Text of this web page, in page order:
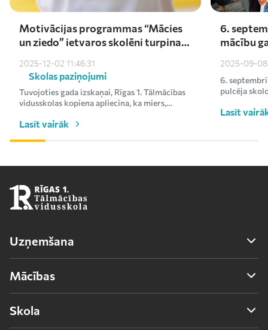
Motivācijas programmas “Mācies
un ziedo” ietvaros skolēni turpina
kārtējie €1000
2025-12-02 11:46:31
Skolas paziņojumi
Tuvojoties gada izskaņai, Rīgas 1. Tālmācības
vidusskolas kopiena apliecina, ka miers,
Lasīt vairāk
6.
mācību
2025-09-08
6. septembrī
pulcēja
Lasīt
Uzņemšana
Uzņemšanas noteikumi
Nepieciešamie dokumenti
Mācību maksa
Mācības
Pamatizglītība 7. -9. klase
Skola